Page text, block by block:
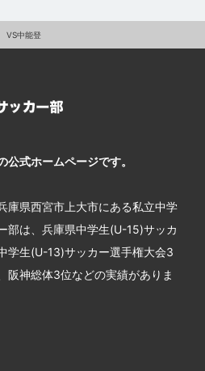
VS中能登
式ホームページです。
庫県西宮市上大市にある私立中学
部は、兵庫県中学生(U-15)サッカ
学生(U-13)サッカー選手権大会3
阪神総体3位などの実績がありま